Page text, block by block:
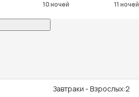
10 ночей 11 ночей
Завтраки - Взрослых:2